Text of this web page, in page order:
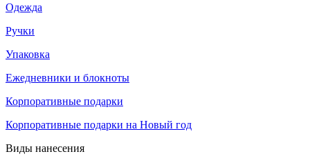
Одежда
Ручки
Упаковка
Ежедневники и блокноты
Корпоративные подарки
Корпоративные подарки на Новый год
Виды нанесения